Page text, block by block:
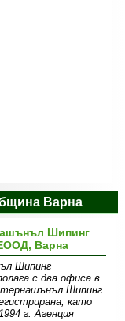
Варна
Шипинг
Варна
Шипинг
с два офиса в
Шипинг
като
г. Агенция